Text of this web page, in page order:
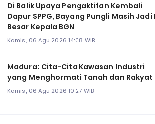
Di Balik Upaya Pengaktifan Kembali
Dapur SPPG, Bayang Pungli Masih Jadi
Besar Kepala BGN
Kamis, 06 Agu 2026 14:08 WIB
Madura: Cita-Cita Kawasan Industri
yang Menghormati Tanah dan Rakyat
Kamis, 06 Agu 2026 10:27 WIB